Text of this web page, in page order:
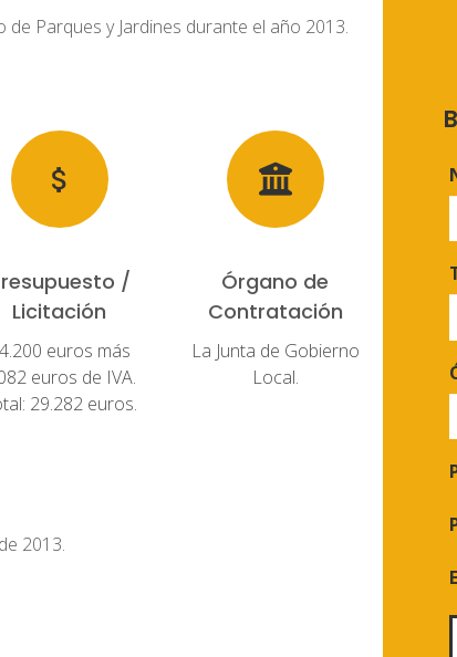
Parques y Jardines durante el año 2013.
/
Licitación
euros más
euros de IVA.
29.282 euros.
Órgano de
Contratación
La Junta de Gobierno
Local.
2013.